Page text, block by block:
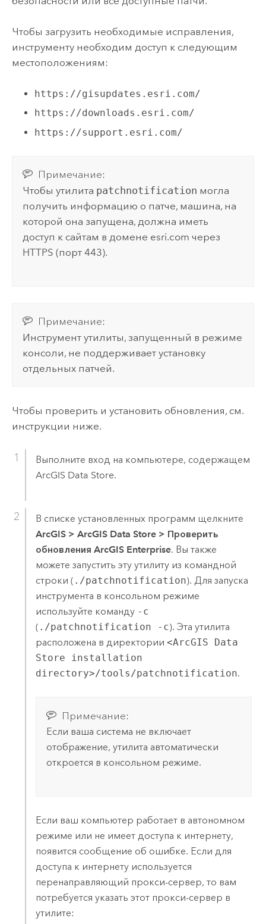
Чтобы загрузить необходимые исправления,
инструменту необходим доступ к следующим
местоположениям:
https://gisupdates.esri.com/
https://downloads.esri.com/
https://support.esri.com/
Примечание:
Чтобы утилита patchnotification могла
получить информацию о патче, машина, на
которой она запущена, должна иметь
доступ к сайтам в домене esri.com через
HTTPS (порт 443).
Примечание:
Инструмент утилиты, запущенный в режиме
консоли, не поддерживает установку
отдельных патчей.
Чтобы проверить и установить обновления, см.
инструкции ниже.
Выполните вход на компьютере, содержащем
ArcGIS Data Store.
В списке установленных программ щелкните
ArcGIS > ArcGIS Data Store > Проверить
обновления ArcGIS Enterprise. Вы также
можете запустить эту утилиту из командной
строки ( ./patchnotification). Для запуска
инструмента в консольном режиме
используйте команду -c
( ./patchnotification -c). Эта утилита
расположена в директории <ArcGIS Data
Store installation
directory>/tools/patchnotification.
Примечание:
Если ваша система не включает
отображение, утилита автоматически
откроется в консольном режиме.
Если ваш компьютер работает в автономном
режиме или не имеет доступа к интернету,
появится сообщение об ошибке. Если для
доступа к интернету используется
перенаправляющий прокси-сервер, то вам
потребуется указать этот прокси-сервер в
утилите: